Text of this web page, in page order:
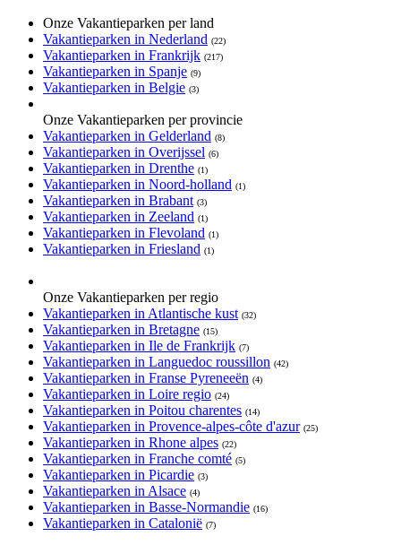
Onze Vakantieparken per land
Vakantieparken in Nederland (22)
Vakantieparken in Frankrijk (217)
Vakantieparken in Spanje (9)
Vakantieparken in Belgie (3)
Onze Vakantieparken per provincie
Vakantieparken in Gelderland (8)
Vakantieparken in Overijssel (6)
Vakantieparken in Drenthe (1)
Vakantieparken in Noord-holland (1)
Vakantieparken in Brabant (3)
Vakantieparken in Zeeland (1)
Vakantieparken in Flevoland (1)
Vakantieparken in Friesland (1)
Onze Vakantieparken per regio
Vakantieparken in Atlantische kust (32)
Vakantieparken in Bretagne (15)
Vakantieparken in Ile de Frankrijk (7)
Vakantieparken in Languedoc roussillon (42)
Vakantieparken in Franse Pyreneeën (4)
Vakantieparken in Loire regio (24)
Vakantieparken in Poitou charentes (14)
Vakantieparken in Provence-alpes-côte d'azur (25)
Vakantieparken in Rhone alpes (22)
Vakantieparken in Franche comté (5)
Vakantieparken in Picardie (3)
Vakantieparken in Alsace (4)
Vakantieparken in Basse-Normandie (16)
Vakantieparken in Catalonië (7)